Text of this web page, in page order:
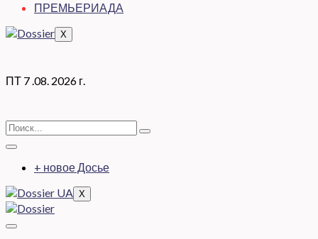
ПРЕМЬЕРИАДА
X
ПТ 7 .08. 2026 г.
+ новое Досье
X